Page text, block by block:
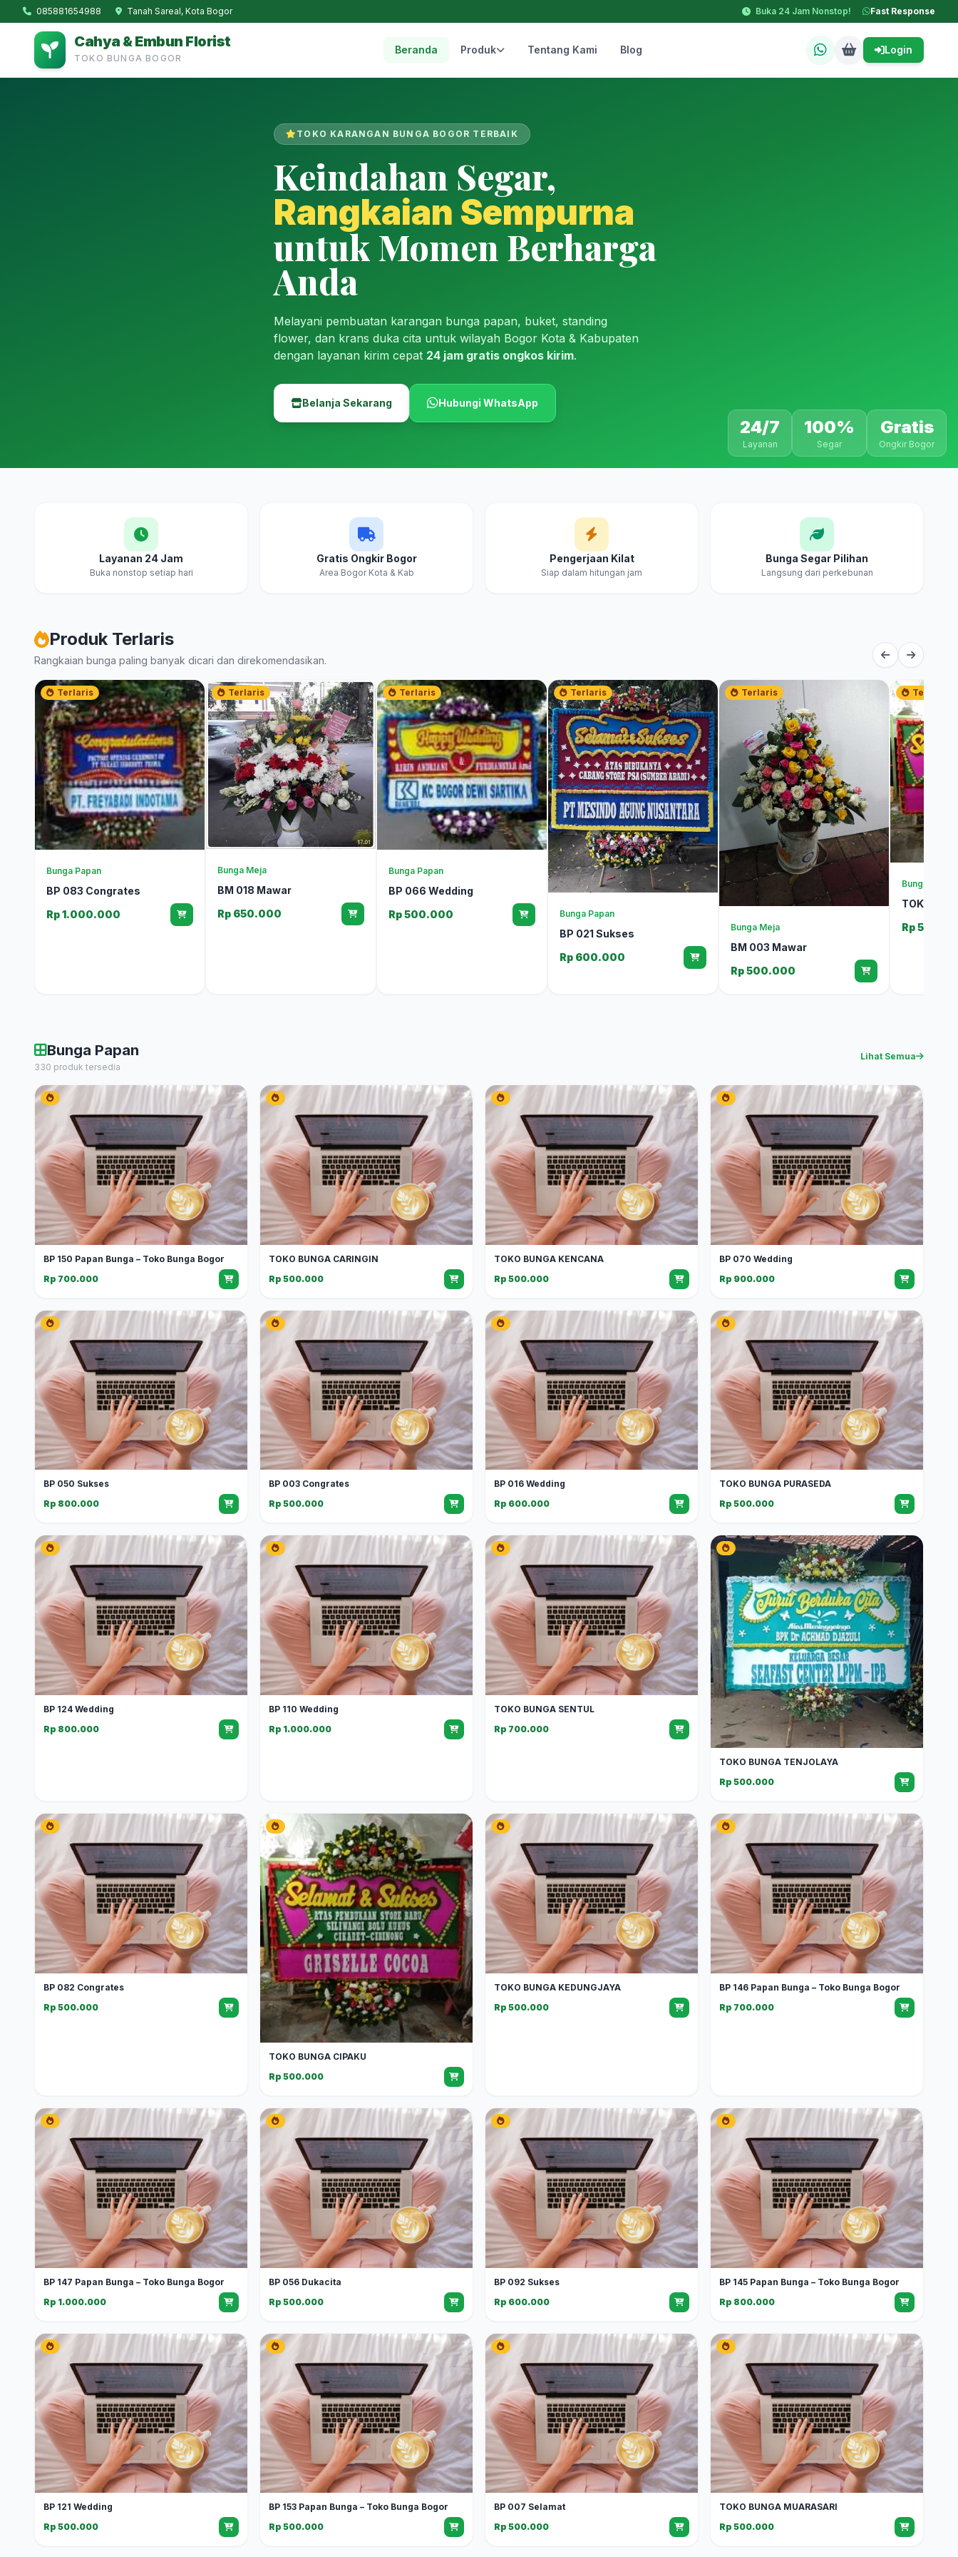
085881654988 Tanah Sareal, Kota Bogor Buka 24 Jam Nonstop! Fast Response
Cahya & Embun Florist
TOKO BUNGA BOGOR
Beranda Produk Tentang Kami Blog Login
TOKO KARANGAN BUNGA BOGOR TERBAIK
Keindahan Segar,
Rangkaian Sempurna
untuk Momen Berharga
Anda
Melayani pembuatan karangan bunga papan, buket, standing
flower, dan krans duka cita untuk wilayah Bogor Kota & Kabupaten
dengan layanan kirim cepat 24 jam gratis ongkos kirim.
Belanja Sekarang Hubungi WhatsApp
24/7
Layanan
100%
Segar
Gratis
Ongkir Bogor
Layanan 24 Jam
Buka nonstop setiap hari
Gratis Ongkir Bogor
Area Bogor Kota & Kab
Pengerjaan Kilat
Siap dalam hitungan jam
Bunga Segar Pilihan
Langsung dari perkebunan
Produk Terlaris
Rangkaian bunga paling banyak dicari dan direkomendasikan.
Terlaris
Bunga Papan
BP 083 Congrates
Rp 1.000.000
Terlaris
Bunga Meja
BM 018 Mawar
Rp 650.000
Terlaris
Bunga Papan
BP 066 Wedding
Rp 500.000
Terlaris
Bunga Papan
BP 021 Sukses
Rp 600.000
Terlaris
Bunga Meja
BM 003 Mawar
Rp 500.000
Terlaris
Bunga Papan
TOKO
Rp
Bunga Papan
330 produk tersedia
Lihat Semua
BP 150 Papan Bunga – Toko Bunga Bogor
Rp 700.000
TOKO BUNGA CARINGIN
Rp 500.000
TOKO BUNGA KENCANA
Rp 500.000
BP 070 Wedding
Rp 900.000
BP 050 Sukses
Rp 800.000
BP 003 Congrates
Rp 500.000
BP 016 Wedding
Rp 600.000
TOKO BUNGA PURASEDA
Rp 500.000
BP 124 Wedding
Rp 800.000
BP 110 Wedding
Rp 1.000.000
TOKO BUNGA SENTUL
Rp 700.000
TOKO BUNGA TENJOLAYA
Rp 500.000
BP 082 Congrates
Rp 500.000
TOKO BUNGA CIPAKU
Rp 500.000
TOKO BUNGA KEDUNGJAYA
Rp 500.000
BP 146 Papan Bunga – Toko Bunga Bogor
Rp 700.000
BP 147 Papan Bunga – Toko Bunga Bogor
Rp 1.000.000
BP 056 Dukacita
Rp 500.000
BP 092 Sukses
Rp 600.000
BP 145 Papan Bunga – Toko Bunga Bogor
Rp 800.000
BP 121 Wedding
Rp 500.000
BP 153 Papan Bunga – Toko Bunga Bogor
Rp 500.000
BP 007 Selamat
Rp 500.000
TOKO BUNGA MUARASARI
Rp 500.000